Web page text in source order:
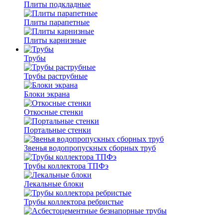
Плиты подкладные
Плиты парапетные
Плиты карнизные
Трубы
Трубы раструбные
Блоки экрана
Откосные стенки
Портальные стенки
Звенья водопропускных сборных труб
Трубы коллектора ТПФэ
Лекальные блоки
Трубы коллектора ребристые